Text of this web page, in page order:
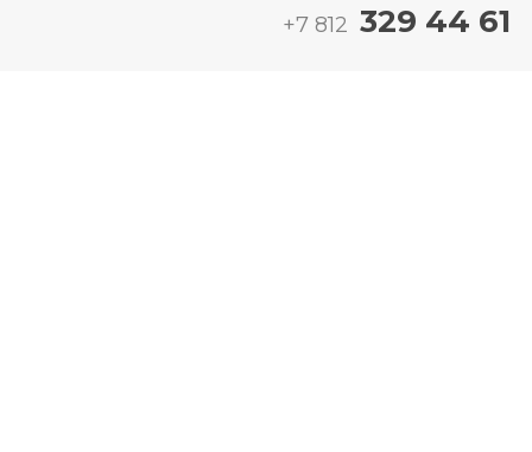
+7 812 329 44 61